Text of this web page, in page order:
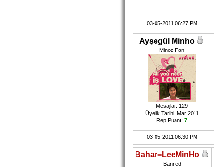
03-05-2011 06:27 PM
Ayşegül Minho
Minoz Fan
Mesajlar: 129
Üyelik Tarihi: Mar 2011
Rep Puanı: 7
03-05-2011 06:30 PM
Bahar=LeeMinHo
Banned